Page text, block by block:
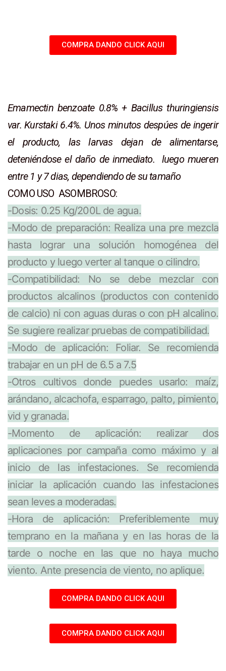
COMPRA DANDO CLICK AQUI
Emamectin benzoate 0.8% + Bacillus thuringiensis
var. Kurstaki 6.4%. Unos minutos despúes de ingerir
el producto, las larvas dejan de alimentarse,
deteniéndose el daño de inmediato. luego mueren
entre 1 y 7 dias, dependiendo de su tamaño
COMO USO ASOMBROSO:
-Dosis: 0.25 Kg/200L de agua.
-Modo de preparación: Realiza una pre mezcla
hasta lograr una solución homogénea del
producto y luego verter al tanque o cilindro.
-Compatibilidad: No se debe mezclar con
productos alcalinos (productos con contenido
de calcio) ni con aguas duras o con pH alcalino.
Se sugiere realizar pruebas de compatibilidad.
-Modo de aplicación: Foliar. Se recomienda
trabajar en un pH de 6.5 a 7.5
-Otros cultivos donde puedes usarlo: maíz,
arándano, alcachofa, esparrago, palto, pimiento,
vid y granada.
-Momento de aplicación: realizar dos
aplicaciones por campaña como máximo y al
inicio de las infestaciones. Se recomienda
iniciar la aplicación cuando las infestaciones
sean leves a moderadas.
-Hora de aplicación: Preferiblemente muy
temprano en la mañana y en las horas de la
tarde o noche en las que no haya mucho
viento. Ante presencia de viento, no aplique.
COMPRA DANDO CLICK AQUI
COMPRA DANDO CLICK AQUI